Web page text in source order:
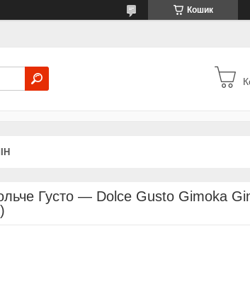
Кошик
Густо — Dolce Gusto Gimoka